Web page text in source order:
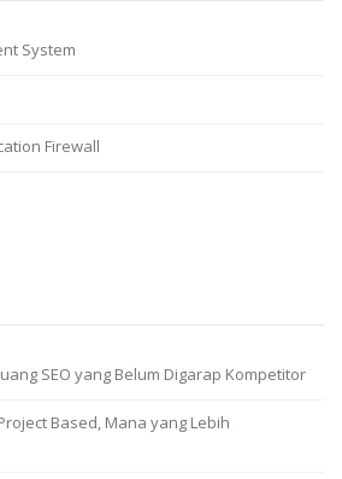
System
Firewall
SEO yang Belum Digarap Kompetitor
Based, Mana yang Lebih